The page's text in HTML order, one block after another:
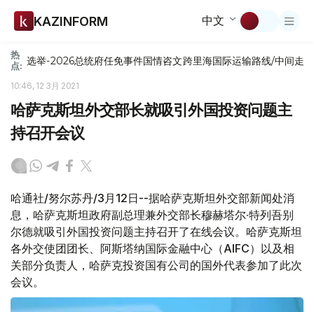
KAZINFORM 中文
热
点: 选举-2026总统府任免事件国情咨文跨里海国际运输路线/中间走廊
10:46, 12 3月 2021
哈萨克斯坦外交部长就吸引外国投资问题主
持召开会议
哈通社/努尔苏丹/3月12日--据哈萨克斯坦外交部新闻处消
息，哈萨克斯坦政府副总理兼外交部长穆赫塔尔·特列吾别
尔德就吸引外国投资问题主持召开了在线会议。哈萨克斯坦
各外交使团团长、阿斯塔纳国际金融中心（AIFC）以及相
关部分负责人，哈萨克投资国有公司的国外代表参加了此次
会议。